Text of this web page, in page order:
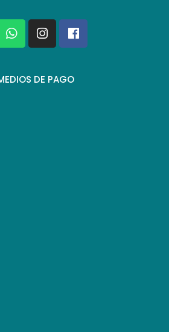
W
h
a
s
I
n
s
a
F
a
c
b
DE PAGO